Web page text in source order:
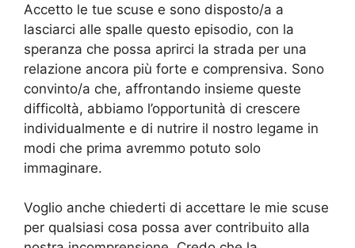
Accetto le tue scuse e sono disposto/a a
lasciarci alle spalle questo episodio, con la
speranza che possa aprirci la strada per una
relazione ancora più forte e comprensiva. Sono
convinto/a che, affrontando insieme queste
difficoltà, abbiamo l’opportunità di crescere
individualmente e di nutrire il nostro legame in
modi che prima avremmo potuto solo
immaginare.
Voglio anche chiederti di accettare le mie scuse
per qualsiasi cosa possa aver contribuito alla